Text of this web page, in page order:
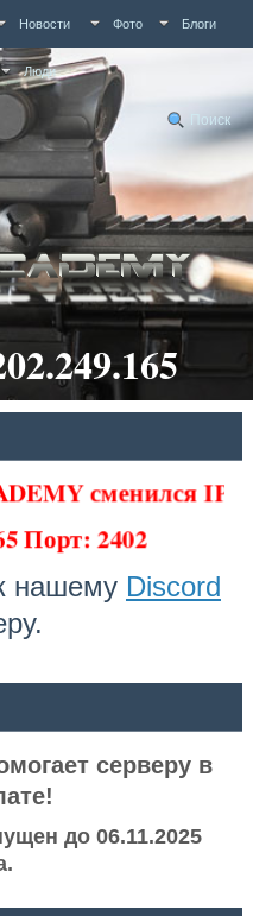
Новости Фото Блоги
Люди
Поиск
сменился IP
Порт: 2402
нашему Discord
серверу в
до 06.11.2025